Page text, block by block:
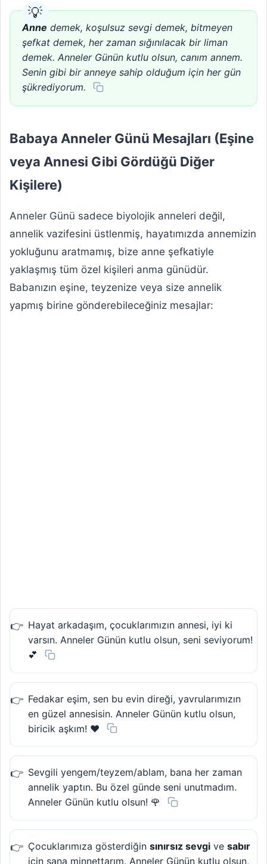
Anne demek, koşulsuz sevgi demek, bitmeyen
şefkat demek, her zaman sığınılacak bir liman
demek. Anneler Günün kutlu olsun, canım annem.
Senin gibi bir anneye sahip olduğum için her gün
şükrediyorum.
Babaya Anneler Günü Mesajları (Eşine
veya Annesi Gibi Gördüğü Diğer
Kişilere)
Anneler Günü sadece biyolojik anneleri değil,
annelik vazifesini üstlenmiş, hayatımızda annemizin
yokluğunu aratmamış, bize anne şefkatiyle
yaklaşmış tüm özel kişileri anma günüdür.
Babanızın eşine, teyzenize veya size annelik
yapmış birine gönderebileceğiniz mesajlar:
Hayat arkadaşım, çocuklarımızın annesi, iyi ki
varsın. Anneler Günün kutlu olsun, seni seviyorum!
💕
Fedakar eşim, sen bu evin direği, yavrularımızın
en güzel annesisin. Anneler Günün kutlu olsun,
biricik aşkım! ❤️
Sevgili yengem/teyzem/ablam, bana her zaman
annelik yaptın. Bu özel günde seni unutmadım.
Anneler Günün kutlu olsun! 🌹
Çocuklarımıza gösterdiğin sınırsız sevgi ve sabır
için sana minnettarım. Anneler Günün kutlu olsun,